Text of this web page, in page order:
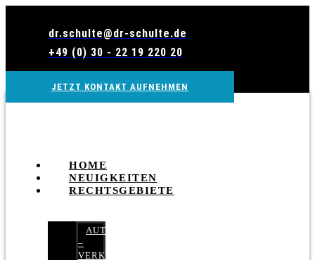
dr.schulte@dr-schulte.de
+49 (0) 30 - 22 19 220 20
JETZT KONTAKT AUFNEHMEN
HOME
NEUIGKEITEN
RECHTSGEBIETE
AUTOBETRUG
–
VERKEHRSRECHT